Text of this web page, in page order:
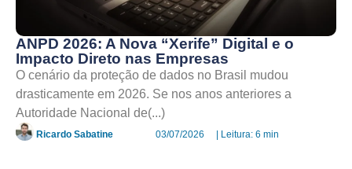
ANPD 2026: A Nova “Xerife” Digital e o
Impacto Direto nas Empresas
O cenário da proteção de dados no Brasil mudou
drasticamente em 2026. Se nos anos anteriores a
Autoridade Nacional de(...)
Ricardo Sabatine 03/07/2026 | Leitura: 6 min